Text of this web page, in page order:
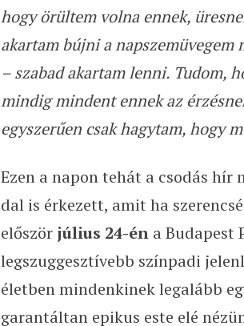
hogy örültem volna ennek,
akartam bújni a
– szabad akartam lenni. Tudom,
mindig mindent ennek az
egyszerűen csak hagytam, hogy
Ezen a napon tehát a csodás hír
dal is érkezett, amit ha
először július 24-éna Budapest
legszuggesztívebb színpadi
életben mindenkinek legalább
garantáltan epikus este elé